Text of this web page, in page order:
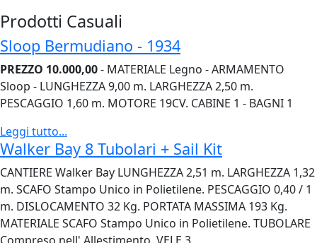
Prodotti Casuali
Sloop Bermudiano - 1934
PREZZO 10.000,00- MATERIALE Legno - ARMAMENTO
Sloop - LUNGHEZZA 9,00 m. LARGHEZZA 2,50 m.
PESCAGGIO 1,60 m. MOTORE 19CV. CABINE 1 - BAGNI 1
Leggi tutto...
Walker Bay 8 Tubolari + Sail Kit
CANTIERE Walker Bay LUNGHEZZA 2,51 m. LARGHEZZA 1,32
m. SCAFO Stampo Unico in Polietilene. PESCAGGIO 0,40 / 1
m. DISLOCAMENTO 32 Kg. PORTATA MASSIMA 193 Kg.
MATERIALE SCAFO Stampo Unico in Polietilene. TUBOLARE